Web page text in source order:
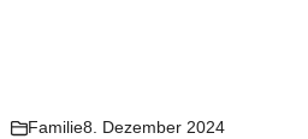
Familie8. Dezember 2024